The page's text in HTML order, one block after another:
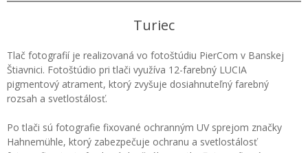
Turiec
Tlač fotografií je realizovaná vo fotoštúdiu PierCom v Banskej
Štiavnici. Fotoštúdio pri tlači využíva 12-farebný LUCIA
pigmentový atrament, ktorý zvyšuje dosiahnuteľný farebný
rozsah a svetlostálosť.
Po tlači sú fotografie fixované ochranným UV sprejom značky
Hahnemühle, ktorý zabezpečuje ochranu a svetlostálosť